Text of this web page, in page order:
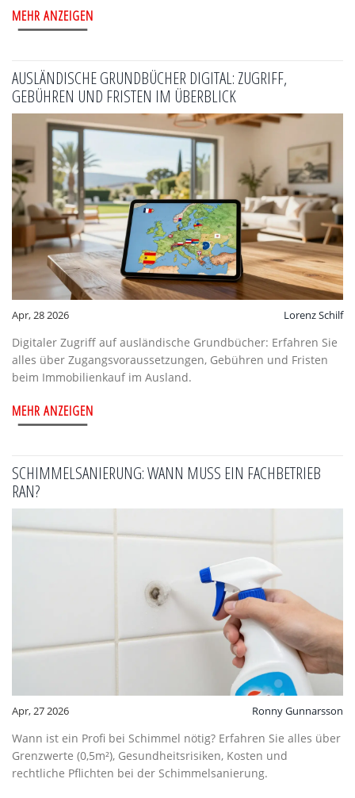
MEHR ANZEIGEN
AUSLÄNDISCHE GRUNDBÜCHER DIGITAL: ZUGRIFF,
GEBÜHREN UND FRISTEN IM ÜBERBLICK
Apr, 28 2026 Lorenz Schilf
Digitaler Zugriff auf ausländische Grundbücher: Erfahren Sie
alles über Zugangsvoraussetzungen, Gebühren und Fristen
beim Immobilienkauf im Ausland.
MEHR ANZEIGEN
SCHIMMELSANIERUNG: WANN MUSS EIN FACHBETRIEB
RAN?
Apr, 27 2026 Ronny Gunnarsson
Wann ist ein Profi bei Schimmel nötig? Erfahren Sie alles über
Grenzwerte (0,5m²), Gesundheitsrisiken, Kosten und
rechtliche Pflichten bei der Schimmelsanierung.